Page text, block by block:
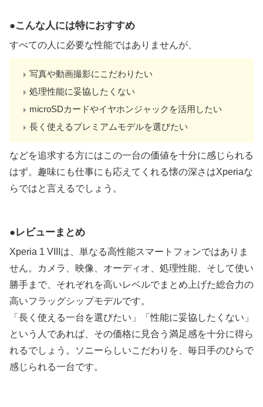
こんな人には特におすすめ
すべての人に必要な性能ではありませんが、
写真や動画撮影にこだわりたい
処理性能に妥協したくない
microSDカードやイヤホンジャックを活用したい
長く使えるプレミアムモデルを選びたい
などを追求する方にはこの一台の価値を十分に感じられる
はず。趣味にも仕事にも応えてくれる懐の深さはXperiaな
らではと言えるでしょう。
レビューまとめ
Xperia 1 VIIIは、単なる高性能スマートフォンではありま
せん。カメラ、映像、オーディオ、処理性能、そして使い
勝手まで、それぞれを高いレベルでまとめ上げた総合力の
高いフラッグシップモデルです。
「長く使える一台を選びたい」「性能に妥協したくない」
という人であれば、その価格に見合う満足感を十分に得ら
れるでしょう。ソニーらしいこだわりを、毎日手のひらで
感じられる一台です。